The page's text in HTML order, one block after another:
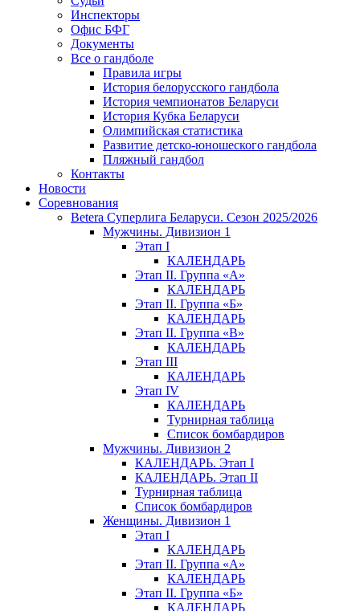
Инспекторы
Офис БФГ
Документы
Все о гандболе
Правила игры
История белорусского гандбола
История чемпионатов Беларуси
История Кубка Беларуси
Олимпийская статистика
Развитие детско-юношеского гандбола
Пляжный гандбол
Контакты
Новости
Соревнования
Betera Суперлига Беларуси. Сезон 2025/2026
Мужчины. Дивизион 1
Этап I
КАЛЕНДАРЬ
Этап II. Группа «А»
КАЛЕНДАРЬ
Этап II. Группа «Б»
КАЛЕНДАРЬ
Этап II. Группа «В»
КАЛЕНДАРЬ
Этап III
КАЛЕНДАРЬ
Этап IV
КАЛЕНДАРЬ
Турнирная таблица
Список бомбардиров
Мужчины. Дивизион 2
КАЛЕНДАРЬ. Этап I
КАЛЕНДАРЬ. Этап II
Турнирная таблица
Список бомбардиров
Женщины. Дивизион 1
Этап I
КАЛЕНДАРЬ
Этап II. Группа «А»
КАЛЕНДАРЬ
Этап II. Группа «Б»
КАЛЕНДАРЬ